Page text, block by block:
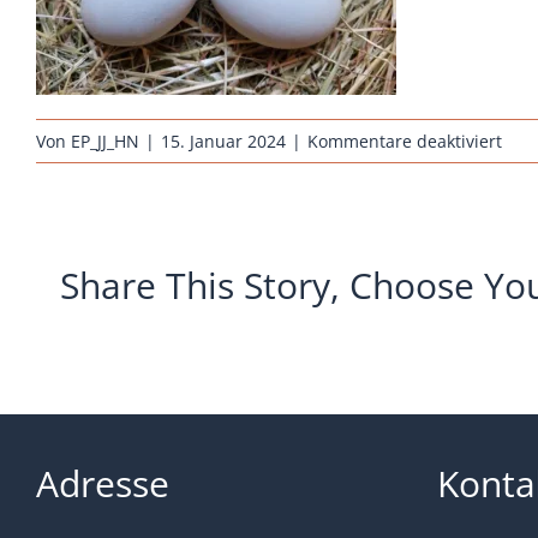
Von EP_JJ_HN | 15. Januar 2024 | Kommentare deaktiviertfür
Share This Story, Choose
Adresse